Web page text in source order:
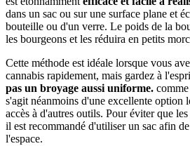
dans un sac ou sur une surface plane et
bouteille ou d'un verre. Le poids de la
les bourgeons et les réduira en petits
Cette méthode est idéale lorsque vous
cannabis rapidement, mais gardez à
pas un broyage aussi uniforme.
s'agit néanmoins d'une excellente option
accès à d'autres outils. Pour éviter que
il est recommandé d'utiliser un sac afin
l'espace.